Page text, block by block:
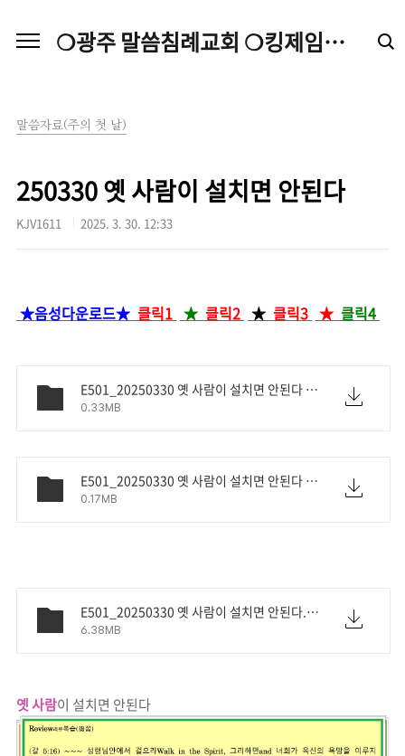
❍광주 말씀침례교회 ❍킹제임스성경 ❍독립침례교회
말씀자료(주의 첫 날)
250330 옛 사람이 설치면 안된다
KJV1611 2025. 3. 30. 12:33
★음성다운로드★ 클릭1 ★ 클릭2 ★ 클릭3 ★ 클릭4
E501_20250330 옛 사람이 설치면 안된다 구절.hwp
0.33MB
E501_20250330 옛 사람이 설치면 안된다 구절.pdf
0.17MB
E501_20250330 옛 사람이 설치면 안된다.mp3
6.38MB
옛 사람이 설치면 안된다